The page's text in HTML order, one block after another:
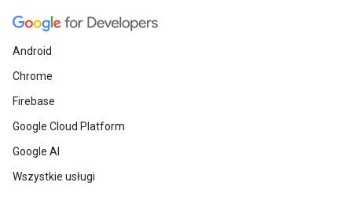
Android
Chrome
Firebase
Google Cloud Platform
Google AI
Wszystkie usługi